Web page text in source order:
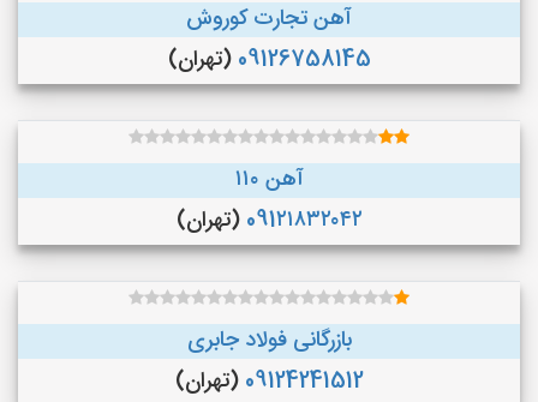
آهن تجارت کوروش
09126758145 (تهران)
آهن ۱۱۰
091۲۱۸۳۲۰۴۲ (تهران)
بازرگانی فولاد جابری
09124241512 (تهران)